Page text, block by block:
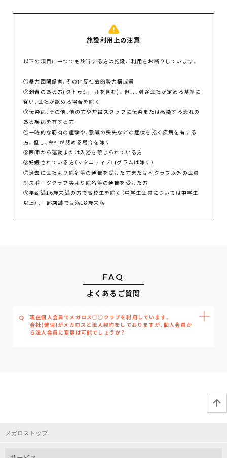
施設利用上の注意
以下の項目に一つでも該当する方は施設ご利用をお断りしています。
①暴力団関係者、その他反社会的勢力構成員
②刺青のある方(タトゥシールを含む)。但し、別途会社が定める基準に
従い、会社が認める場合を除く
③伝染病、その他、他の方や施設スタッフに伝染または感染する恐れの
ある疾病を有する方
④一時的な筋肉の痙攣や、意識の喪失などの症状を招く疾病を有する
方。但し、会社が認める場合を除く
⑤医師から運動または入浴を禁じられている方
⑥妊娠されている方（マタニティプログラムは除く）
⑦過去に会社より除名等の通告を受けた方または本クラブ以外の会員
制スポーツクラブ等より除名等の通告を受けた方
⑧年齢満16歳未満の方で高校生を除く（中学生会員については中学生
以上）、一部店舗では満18歳未満
FAQ
よくあるご質問
Q
現在個人会員でメガロス○○クラブを利用しています。
会社(健保)がメガロスと法人契約をしておりますが、個人会員か
ら法人会員に変更は可能でしょうか？
メガロストップ